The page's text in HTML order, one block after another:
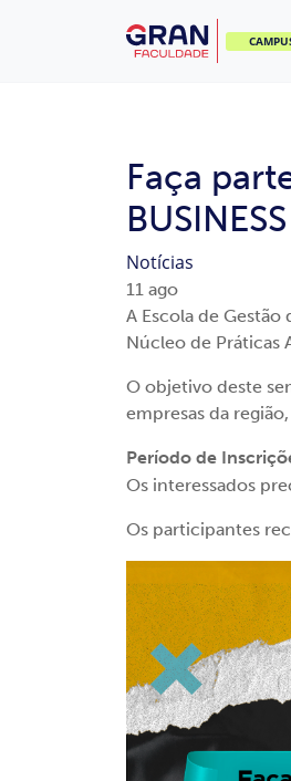
Faça
Notícias
11 ago
A Escola de
Núcleo de Práticas
O objetivo deste
empresas da
Período de
Os interessados
Os participantes